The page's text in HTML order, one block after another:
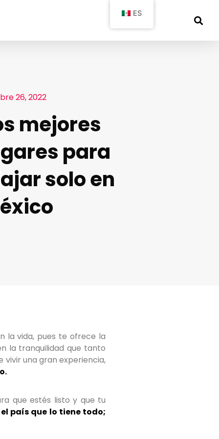
26, 2022
mejores
para
solo en
la vida, pues te ofrece la
la tranquilidad que tanto
vivir una gran experiencia,
que estés listo y que tu
país que lo tiene todo;
ES